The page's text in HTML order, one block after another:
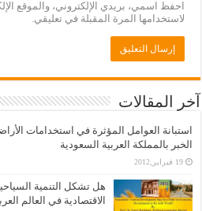
احفظ اسمي، بريدي الإلكتروني، والموقع
لاستخدامها المرة المقبلة في تعليقي.
آخر المقالات
استبانة العوامل المؤثرة في استخدامات
الخبر بالمملكة العربية السعودية
19 فبراير,2012
هل تشكل التنمية
الاقتصادية في العالم